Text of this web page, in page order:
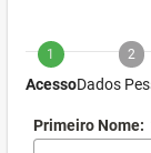
1
Acesso
2
Dados
Primeiro Nome: